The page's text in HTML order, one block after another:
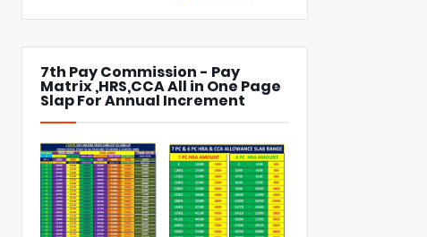
7th Pay Commission - Pay
Matrix ,HRS,CCA All in One Page
Slap For Annual Increment